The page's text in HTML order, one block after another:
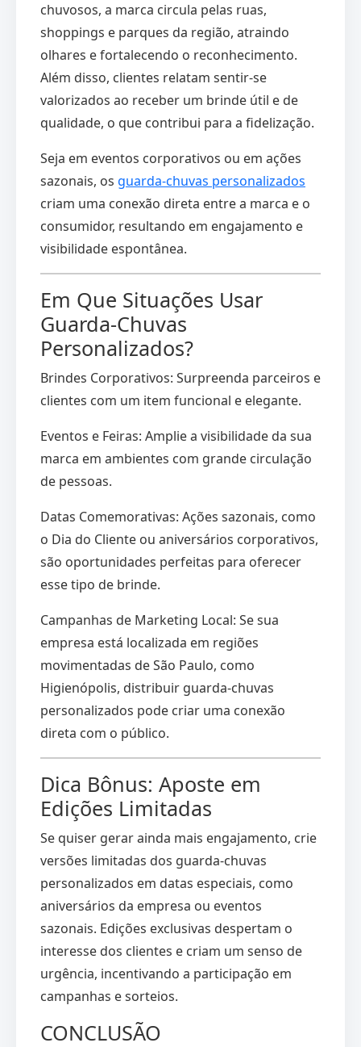
chuvosos, a marca circula pelas ruas,
shoppings e parques da região, atraindo
olhares e fortalecendo o reconhecimento.
Além disso, clientes relatam sentir-se
valorizados ao receber um brinde útil e de
qualidade, o que contribui para a fidelização.
Seja em eventos corporativos ou em ações
sazonais, os guarda-chuvas personalizados
criam uma conexão direta entre a marca e o
consumidor, resultando em engajamento e
visibilidade espontânea.
Em Que Situações Usar
Guarda-Chuvas
Personalizados?
Brindes Corporativos: Surpreenda parceiros e
clientes com um item funcional e elegante.
Eventos e Feiras: Amplie a visibilidade da sua
marca em ambientes com grande circulação
de pessoas.
Datas Comemorativas: Ações sazonais, como
o Dia do Cliente ou aniversários corporativos,
são oportunidades perfeitas para oferecer
esse tipo de brinde.
Campanhas de Marketing Local: Se sua
empresa está localizada em regiões
movimentadas de São Paulo, como
Higienópolis, distribuir guarda-chuvas
personalizados pode criar uma conexão
direta com o público.
Dica Bônus: Aposte em
Edições Limitadas
Se quiser gerar ainda mais engajamento, crie
versões limitadas dos guarda-chuvas
personalizados em datas especiais, como
aniversários da empresa ou eventos
sazonais. Edições exclusivas despertam o
interesse dos clientes e criam um senso de
urgência, incentivando a participação em
campanhas e sorteios.
CONCLUSÃO